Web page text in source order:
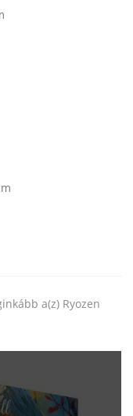
a(z) Ryozen